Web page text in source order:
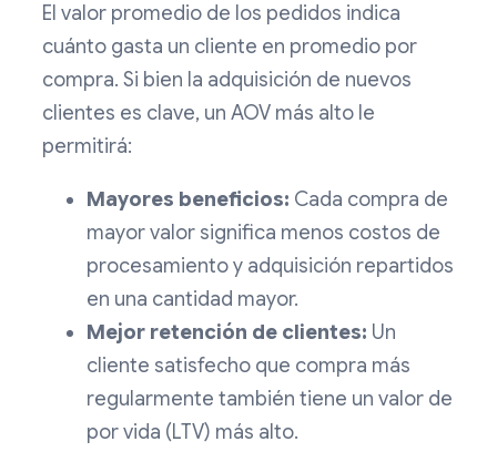
El valor promedio de los pedidos indica
cuánto gasta un cliente en promedio por
compra. Si bien la adquisición de nuevos
clientes es clave, un AOV más alto le
permitirá:
Mayores beneficios: Cada compra de
mayor valor significa menos costos de
procesamiento y adquisición repartidos
en una cantidad mayor.
Mejor retención de clientes: Un
cliente satisfecho que compra más
regularmente también tiene un valor de
por vida (LTV) más alto.